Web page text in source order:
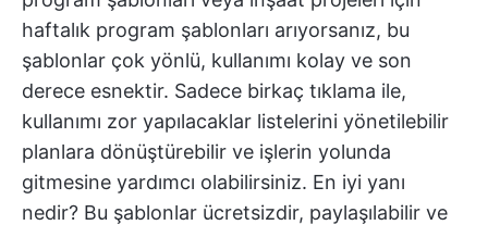
haftalık program şablonları arıyorsanız, bu
şablonlar çok yönlü, kullanımı kolay ve son
derece esnektir. Sadece birkaç tıklama ile,
kullanımı zor yapılacaklar listelerini yönetilebilir
planlara dönüştürebilir ve işlerin yolunda
gitmesine yardımcı olabilirsiniz. En iyi yanı
nedir? Bu şablonlar ücretsizdir, paylaşılabilir ve